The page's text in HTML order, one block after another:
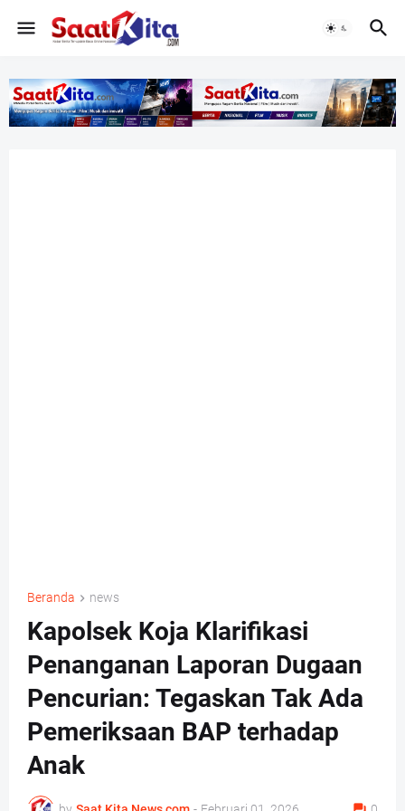
Beranda news
Kapolsek Koja Klarifikasi
Penanganan Laporan Dugaan
Pencurian: Tegaskan Tak Ada
Pemeriksaan BAP terhadap
Anak